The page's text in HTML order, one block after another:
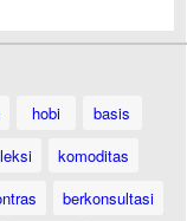
hobi
basis
komoditas
berkonsultasi